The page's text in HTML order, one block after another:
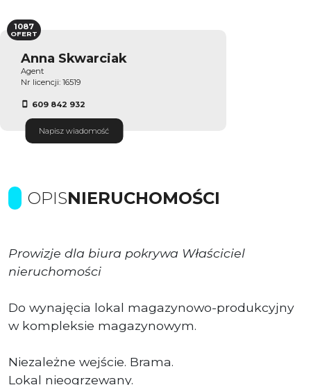
Anna Skwarciak
Agent
Nr licencji: 16519
609 842 932
Napisz wiadomość
1087
OFERT
OPISNIERUCHOMOŚCI
Prowizje dla biura pokrywa Właściciel
nieruchomości
Do wynajęcia lokal magazynowo-produkcyjny
w kompleksie magazynowym.
Niezależne wejście. Brama.
Lokal nieogrzewany.